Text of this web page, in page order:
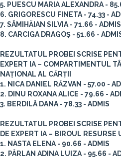
5. PUESCU MARIA ALEXANDRA -
6. GRIGORESCU FINETA - 74.33 -
7. SÂMIHĂIAN SILVIA - 71.66 - ADMIS
8. CARCIGA DRAGOȘ - 51.66 -
REZULTATUL PROBEI SCRISE
EXPERT IA – COMPARTIMENTUL
NAȚIONAL AL CĂRȚII
1. NICA DANIEL RĂZVAN - 57.00 -
2. DINU ROXANA ALICE - 79.66 -
3. BERDILĂ DANA - 78.33 - ADMIS
REZULTATUL PROBEI SCRISE
DE EXPERT IA – BIROUL RESURSE
1. NASTA ELENA - 90.66 - ADMIS
2. PÂRLAN ADINA LUIZA - 95.66 -